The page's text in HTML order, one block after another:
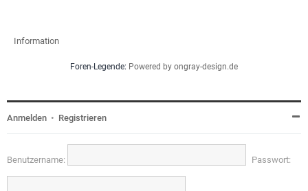
Information
Foren-Legende: Powered by ongray-design.de
Anmelden • Registrieren
Benutzername: Passwort: